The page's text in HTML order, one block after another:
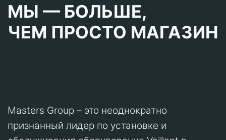
МЫ — БОЛЬШЕ,
ЧЕМ ПРОСТО МАГАЗИН
Masters Group – это неоднократно
признанный лидер по установке и